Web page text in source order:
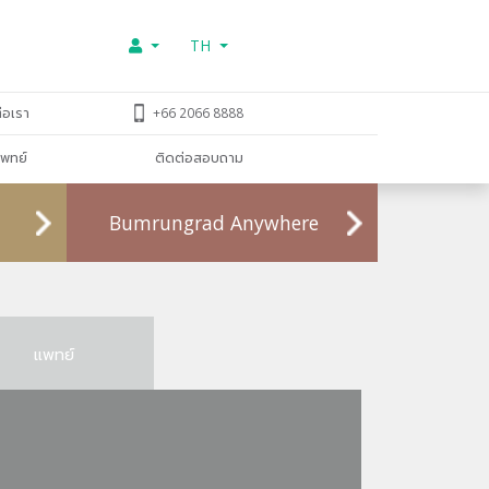
TH
เรา +66 2066 8888
ทย์ ติดต่อสอบถาม
Bumrungrad Anywhere
แพทย์